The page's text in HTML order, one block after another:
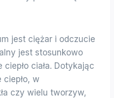
jest ciężar i odczucie
jest stosunkowo
ciała. Dotykając
w
czy wielu tworzyw,